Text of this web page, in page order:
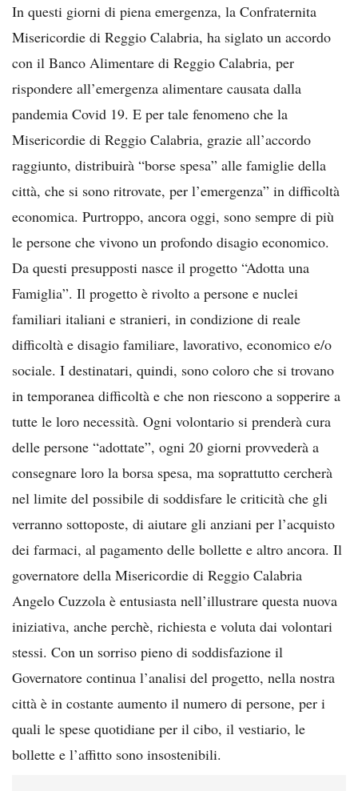
In questi giorni di piena emergenza, la Confraternita
Misericordie di Reggio Calabria, ha siglato un accordo
con il Banco Alimentare di Reggio Calabria, per
rispondere all’emergenza alimentare causata dalla
pandemia Covid 19. E per tale fenomeno che la
Misericordie di Reggio Calabria, grazie all’accordo
raggiunto, distribuirà “borse spesa” alle famiglie della
città, che si sono ritrovate, per l’emergenza” in difficoltà
economica. Purtroppo, ancora oggi, sono sempre di più
le persone che vivono un profondo disagio economico.
Da questi presupposti nasce il progetto “Adotta una
Famiglia”. Il progetto è rivolto a persone e nuclei
familiari italiani e stranieri, in condizione di reale
difficoltà e disagio familiare, lavorativo, economico e/o
sociale. I destinatari, quindi, sono coloro che si trovano
in temporanea difficoltà e che non riescono a sopperire a
tutte le loro necessità. Ogni volontario si prenderà cura
delle persone “adottate”, ogni 20 giorni provvederà a
consegnare loro la borsa spesa, ma soprattutto cercherà
nel limite del possibile di soddisfare le criticità che gli
verranno sottoposte, di aiutare gli anziani per l’acquisto
dei farmaci, al pagamento delle bollette e altro ancora. Il
governatore della Misericordie di Reggio Calabria
Angelo Cuzzola è entusiasta nell’illustrare questa nuova
iniziativa, anche perchè, richiesta e voluta dai volontari
stessi. Con un sorriso pieno di soddisfazione il
Governatore continua l’analisi del progetto, nella nostra
città è in costante aumento il numero di persone, per i
quali le spese quotidiane per il cibo, il vestiario, le
bollette e l’affitto sono insostenibili.